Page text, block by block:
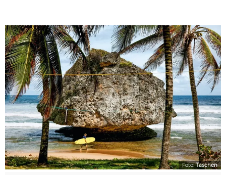
Foto:Taschen